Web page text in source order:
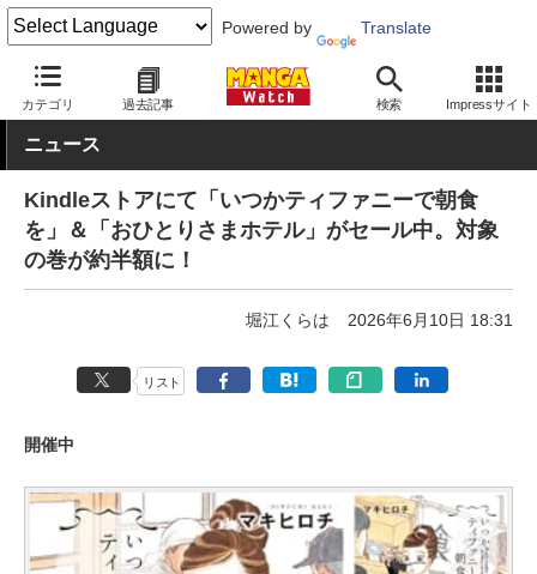
Powered by Translate
カテゴリ 過去記事 検索 Impressサイト
MANGA Watch セール
ニュース
Kindleストアにて「いつかティファニーで朝食
を」＆「おひとりさまホテル」がセール中。対象
の巻が約半額に！
堀江くらは 2026年6月10日 18:31
リスト
開催中